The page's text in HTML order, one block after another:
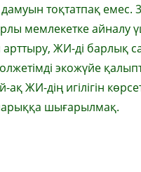
тоқтатпақ емес.
мемлекетке айналу
ЖИ-ді барлық
экожүйе
ақ ЖИ-дің игілігін
шығарылмақ.